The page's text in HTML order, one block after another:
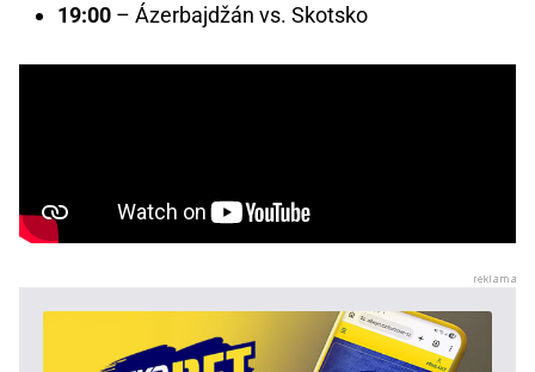
19:00 – Ázerbajdžán vs. Skotsko